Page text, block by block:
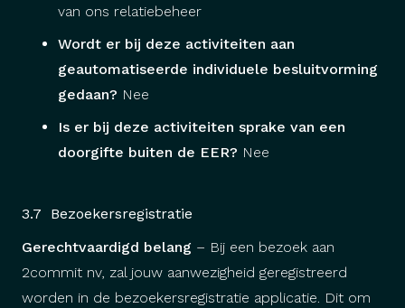
van ons relatiebeheer
Wordt er bij deze activiteiten aan
geautomatiseerde individuele besluitvorming
gedaan? Nee
Is er bij deze activiteiten sprake van een
doorgifte buiten de EER? Nee
3.7 Bezoekersregistratie
Gerechtvaardigd belang – Bij een bezoek aan
2commit nv, zal jouw aanwezigheid geregistreerd
worden in de bezoekersregistratie applicatie. Dit om